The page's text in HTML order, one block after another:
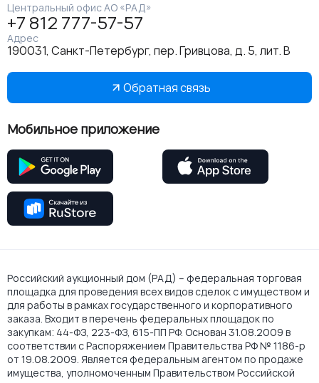
Центральный офис АО «РАД»
+7 812 777-57-57
Адрес
190031, Санкт-Петербург, пер. Гривцова, д. 5, лит. В
Обратная связь
Мобильное приложение
Российский аукционный дом (РАД) – федеральная торговая
площадка для проведения всех видов сделок с имуществом и
для работы в рамках государственного и корпоративного
заказа. Входит в перечень федеральных площадок по
закупкам: 44-ФЗ, 223-ФЗ, 615-ПП РФ. Основан 31.08.2009 в
соответствии с Распоряжением Правительства РФ № 1186-р
от 19.08.2009. Является федеральным агентом по продаже
имущества, уполномоченным Правительством Российской